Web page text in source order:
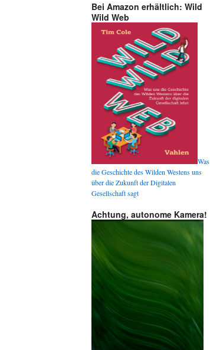
Bei Amazon erhältlich: Wild
Wild Web
Was
die Geschichte des Wilden Westens uns
über die Zukunft der Digitalen
Gesellschaft sagt
Achtung, autonome Kamera!